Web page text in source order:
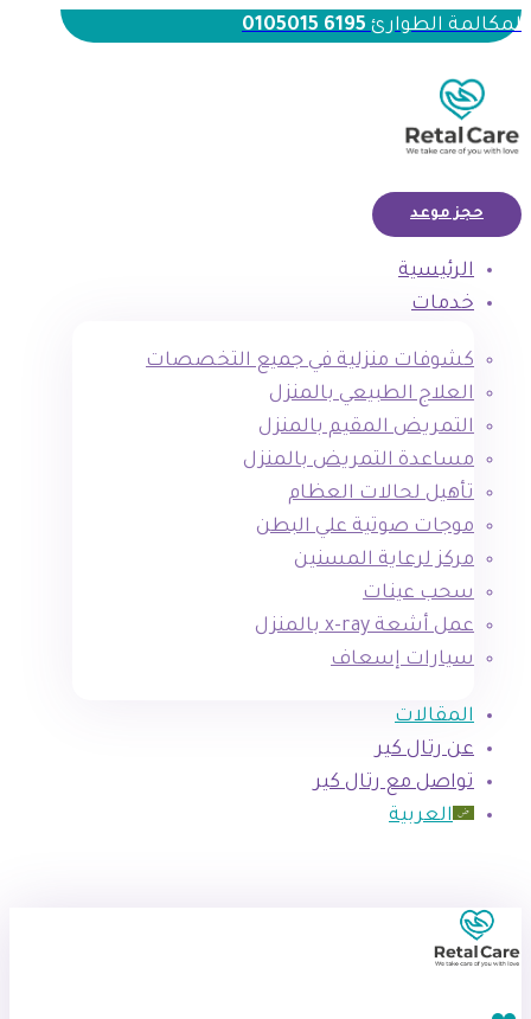
لمكالمة الطوارئ6195 0105015
حجز موعد
الرئيسية
خدمات
كشوفات منزلية في جميع التخصصات
العلاج الطبيعي بالمنزل
التمريض المقيم بالمنزل
مساعدة التمريض بالمنزل
تأهيل لحالات العظام
موجات صوتية علي البطن
مركز لرعاية المسنين
سحب عينات
عمل أشعة x-ray بالمنزل
سيارات إسعاف
المقالات
عن رتال كير
تواصل مع رتال كير
العربية